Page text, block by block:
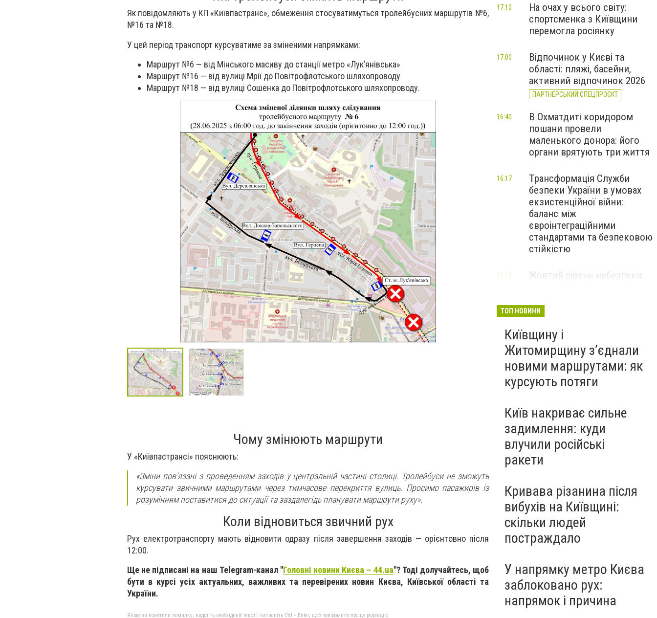
Як повідомляють у КП «Київпастранс», обмеження стосуватимуться тролейбусних маршрутів №6,
№16 та №18.
У цей період транспорт курсуватиме за зміненими напрямками:
Маршрут №6 — від Мінського масиву до станції метро «Лук’янівська»
Маршрут №16 — від вулиці Мрії до Повітрофлотського шляхопроводу
Маршрут №18 — від вулиці Сошенка до Повітрофлотського шляхопроводу.
Чому змінюють маршрути
У «Київпастрансі» пояснюють:
«Зміни пов’язані з проведенням заходів у центральній частині столиці. Тролейбуси не зможуть
курсувати звичними маршрутами через тимчасове перекриття вулиць. Просимо пасажирів із
розумінням поставитися до ситуації та заздалегідь планувати маршрути руху».
Коли відновиться звичний рух
Рух електротранспорту мають відновити одразу після завершення заходів — орієнтовно після
12:00.
Ще не підписані на наш Telegram-канал "Головні новини Києва – 44.ua"? Тоді долучайтесь, щоб
бути в курсі усіх актуальних, важливих та перевірених новин Києва, Київської області та
України.
Якщо ви помітили помилку, виділіть необхідний текст і натисніть Ctrl + Enter, щоб повідомити про це редакцію
На очах у всього світу:
спортсменка з Київщини
перемогла росіянку
17:10
Відпочинок у Києві та
області: пляжі, басейни,
активний відпочинок 2026
ПАРТНЕРСЬКИЙ СПЕЦПРОЄКТ
17:00
В Охматдиті коридором
пошани провели
маленького донора: його
органи врятують три життя
16:40
Трансформація Служби
безпеки України в умовах
екзистенційної війни:
баланс між
євроінтеграційними
стандартами та безпековою
стійкістю
16:17
Жовтий рівень небезпеки:
16:15
ТОП НОВИНИ
Київщину і
Житомирщину з’єднали
новими маршрутами: як
курсують потяги
Київ накриває сильне
задимлення: куди
влучили російські
ракети
Кривава різанина після
вибухів на Київщині:
скільки людей
постраждало
У напрямку метро Києва
заблоковано рух:
напрямок і причина